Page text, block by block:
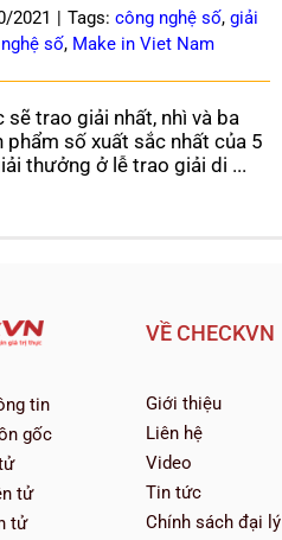
2021 | Tags: công nghệ số, giải
số, Make in Viet Nam
sẽ trao giải nhất, nhì và ba
phẩm số xuất sắc nhất của 5
thưởng ở lễ trao giải di ...
tin
gốc
tử
tử
VỀ CHECKVN
Giới thiệu
Liên hệ
Video
Tin tức
Chính sách đại lý